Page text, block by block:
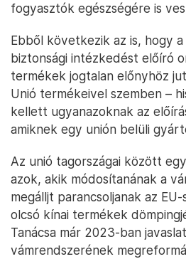
fogyasztók egészségére is
Ebből következik az is, hogy
biztonsági intézkedést előíró
termékek jogtalan előnyhöz
Unió termékeivel szemben –
kellett ugyanazoknak az
amiknek egy unión belüli
Az unió tagországai között
azok, akik módosítanának a
megálljt parancsoljanak az
olcsó kínai termékek
Tanácsa már 2023-ban
vámrendszerének